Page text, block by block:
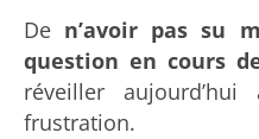
De n’avoir pas su
question en cours
réveiller
frustration.